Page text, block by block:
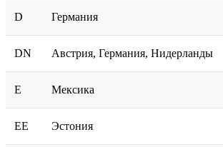
D Германия
DN Австрия, Германия, Нидерланды
E Мексика
EE Эстония